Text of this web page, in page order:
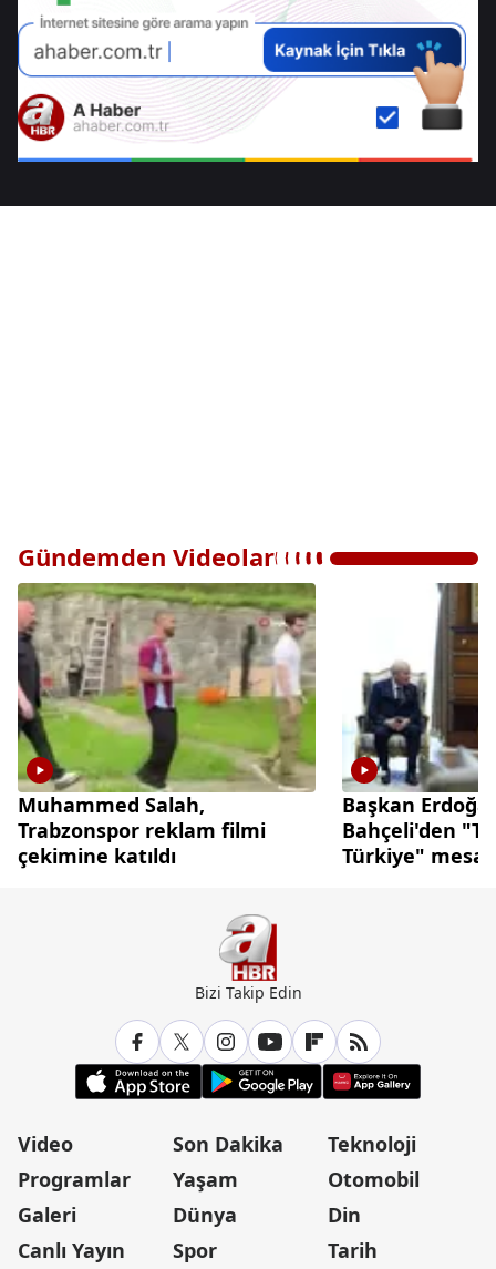
Gündemden Videolar
Muhammed Salah,
Trabzonspor reklam filmi
çekimine katıldı
Başkan
Bahçeli'den
Türkiye" mesajı
Bizi Takip Edin
Video
Programlar
Galeri
Canlı Yayın
Son Dakika
Yaşam
Dünya
Spor
Teknoloji
Otomobil
Din
Tarih